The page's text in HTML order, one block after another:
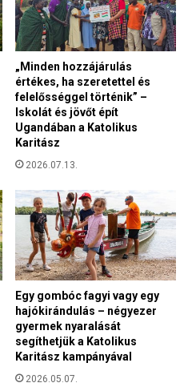
„Minden hozzájárulás
értékes, ha szeretettel és
felelősséggel történik” –
Iskolát és jövőt épít
Ugandában a Katolikus
Karitász
2026.07.13.
Egy gombóc fagyi vagy egy
hajókirándulás – négyezer
gyermek nyaralását
segíthetjük a Katolikus
Karitász kampányával
2026.05.07.